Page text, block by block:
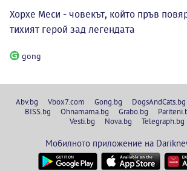
Хорхе Меси - човекът, който пръв
тихият герой зад легендата
gong
Abv.bg Vbox7.com Gong.bg DogsAndCats.bg
BISS.bg
Ohnamama.bg Grabo.bg
Vesti.bg
Nova.bg Telegraph.bg
Мобилното приложение на